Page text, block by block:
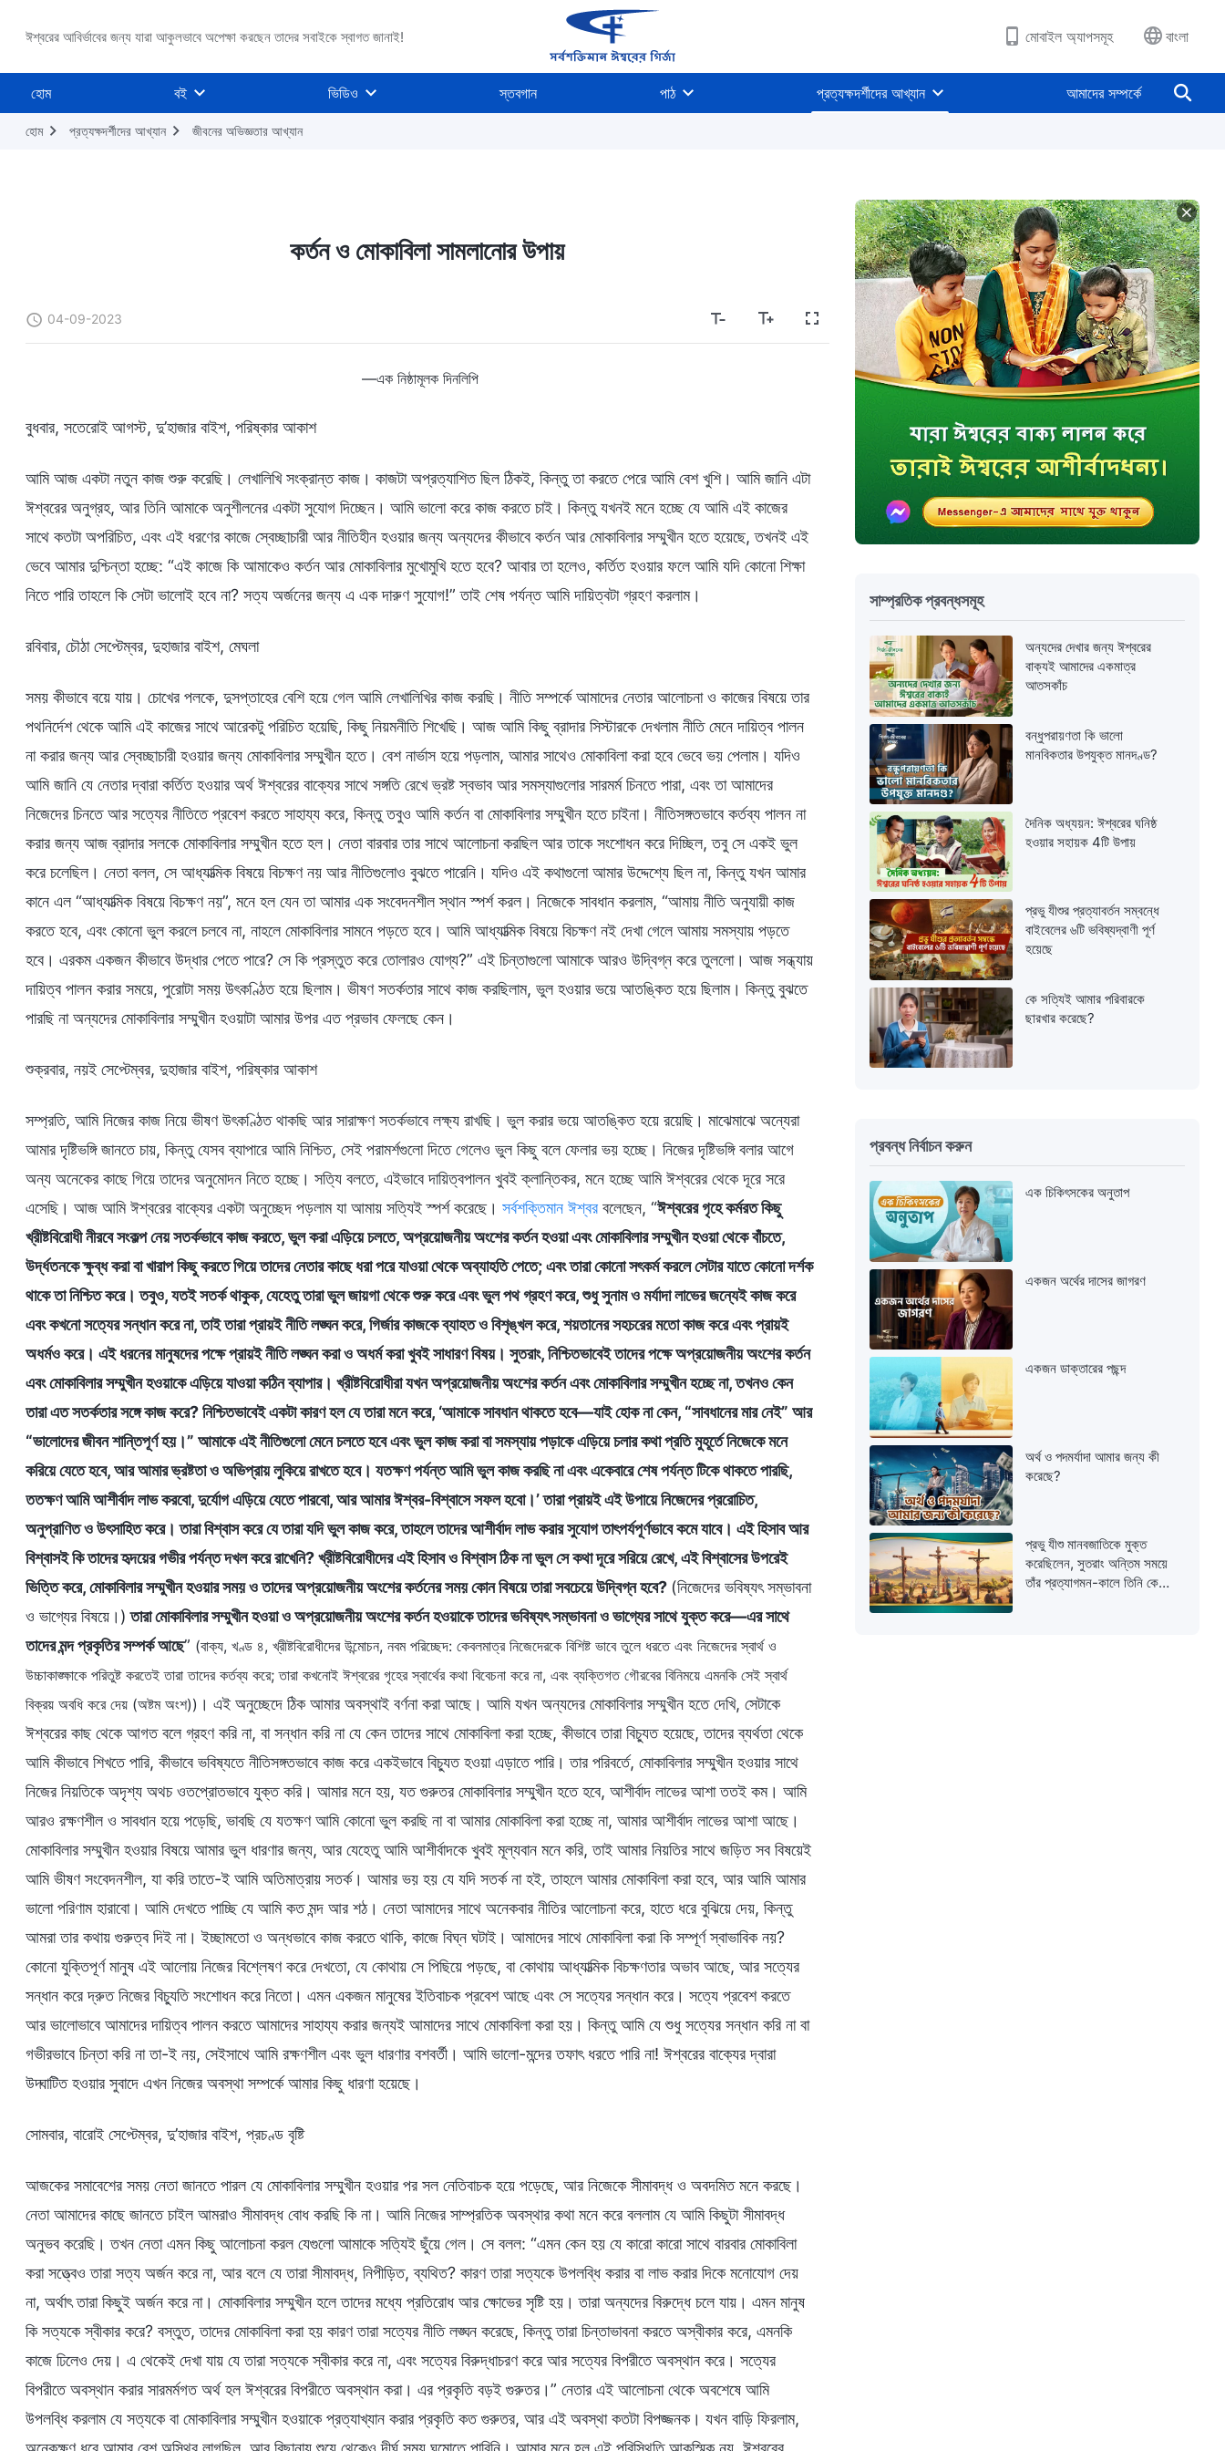
ঈশ্বরের আবির্ভাবের জন্য যারা আকুলভাবে অপেক্ষা করছেন তাদের সবাইকে স্বাগত জানাই! মোবাইল অ্যাপসমূহ বাংলা
হোম বই ভিডিও স্তবগান পাঠ প্রত্যক্ষদর্শীদের আখ্যান আমাদের সম্পর্কে
হোম প্রত্যক্ষদর্শীদের আখ্যান জীবনের অভিজ্ঞতার আখ্যান
কর্তন ও মোকাবিলা সামলানোর উপায়
04-09-2023
—এক নিষ্ঠামূলক দিনলিপি
বুধবার, সতেরোই আগস্ট, দু’হাজার বাইশ, পরিষ্কার আকাশ
আমি আজ একটা নতুন কাজ শুরু করেছি। লেখালিখি সংক্রান্ত কাজ। কাজটা অপ্রত্যাশিত ছিল ঠিকই, কিন্তু তা করতে পেরে আমি বেশ খুশি। আমি জানি এটা
ঈশ্বরের অনুগ্রহ, আর তিনি আমাকে অনুশীলনের একটা সুযোগ দিচ্ছেন। আমি ভালো করে কাজ করতে চাই। কিন্তু যখনই মনে হচ্ছে যে আমি এই কাজের
সাথে কতটা অপরিচিত, এবং এই ধরণের কাজে স্বেচ্ছাচারী আর নীতিহীন হওয়ার জন্য অন্যদের কীভাবে কর্তন আর মোকাবিলার সম্মুখীন হতে হয়েছে, তখনই এই
ভেবে আমার দুশ্চিন্তা হচ্ছে: “এই কাজে কি আমাকেও কর্তন আর মোকাবিলার মুখোমুখি হতে হবে? আবার তা হলেও, কর্তিত হওয়ার ফলে আমি যদি কোনো শিক্ষা
নিতে পারি তাহলে কি সেটা ভালোই হবে না? সত্য অর্জনের জন্য এ এক দারুণ সুযোগ!” তাই শেষ পর্যন্ত আমি দায়িত্বটা গ্রহণ করলাম।
রবিবার, চৌঠা সেপ্টেম্বর, দুহাজার বাইশ, মেঘলা
সময় কীভাবে বয়ে যায়। চোখের পলকে, দুসপ্তাহের বেশি হয়ে গেল আমি লেখালিখির কাজ করছি। নীতি সম্পর্কে আমাদের নেতার আলোচনা ও কাজের বিষয়ে তার
পথনির্দেশ থেকে আমি এই কাজের সাথে আরেকটু পরিচিত হয়েছি, কিছু নিয়মনীতি শিখেছি। আজ আমি কিছু ব্রাদার সিস্টারকে দেখলাম নীতি মেনে দায়িত্ব পালন
না করার জন্য আর স্বেচ্ছাচারী হওয়ার জন্য মোকাবিলার সম্মুখীন হতে। বেশ নার্ভাস হয়ে পড়লাম, আমার সাথেও মোকাবিলা করা হবে ভেবে ভয় পেলাম। যদিও
আমি জানি যে নেতার দ্বারা কর্তিত হওয়ার অর্থ ঈশ্বরের বাক্যের সাথে সঙ্গতি রেখে ভ্রষ্ট স্বভাব আর সমস্যাগুলোর সারমর্ম চিনতে পারা, এবং তা আমাদের
নিজেদের চিনতে আর সত্যের নীতিতে প্রবেশ করতে সাহায্য করে, কিন্তু তবুও আমি কর্তন বা মোকাবিলার সম্মুখীন হতে চাইনা। নীতিসঙ্গতভাবে কর্তব্য পালন না
করার জন্য আজ ব্রাদার সলকে মোকাবিলার সম্মুখীন হতে হল। নেতা বারবার তার সাথে আলোচনা করছিল আর তাকে সংশোধন করে দিচ্ছিল, তবু সে একই ভুল
করে চলেছিল। নেতা বলল, সে আধ্যাত্মিক বিষয়ে বিচক্ষণ নয় আর নীতিগুলোও বুঝতে পারেনি। যদিও এই কথাগুলো আমার উদ্দেশ্যে ছিল না, কিন্তু যখন আমার
কানে এল “আধ্যাত্মিক বিষয়ে বিচক্ষণ নয়”, মনে হল যেন তা আমার এক সংবেদনশীল স্থান স্পর্শ করল। নিজেকে সাবধান করলাম, “আমায় নীতি অনুযায়ী কাজ
করতে হবে, এবং কোনো ভুল করলে চলবে না, নাহলে মোকাবিলার সামনে পড়তে হবে। আমি আধ্যাত্মিক বিষয়ে বিচক্ষণ নই দেখা গেলে আমায় সমস্যায় পড়তে
হবে। এরকম একজন কীভাবে উদ্ধার পেতে পারে? সে কি প্রস্তুত করে তোলারও যোগ্য?” এই চিন্তাগুলো আমাকে আরও উদ্বিগ্ন করে তুললো। আজ সন্ধ্যায়
দায়িত্ব পালন করার সময়ে, পুরোটা সময় উৎকণ্ঠিত হয়ে ছিলাম। ভীষণ সতর্কতার সাথে কাজ করছিলাম, ভুল হওয়ার ভয়ে আতঙ্কিত হয়ে ছিলাম। কিন্তু বুঝতে
পারছি না অন্যদের মোকাবিলার সম্মুখীন হওয়াটা আমার উপর এত প্রভাব ফেলছে কেন।
শুক্রবার, নয়ই সেপ্টেম্বর, দুহাজার বাইশ, পরিষ্কার আকাশ
সম্প্রতি, আমি নিজের কাজ নিয়ে ভীষণ উৎকণ্ঠিত থাকছি আর সারাক্ষণ সতর্কভাবে লক্ষ্য রাখছি। ভুল করার ভয়ে আতঙ্কিত হয়ে রয়েছি। মাঝেমাঝে অন্যেরা
আমার দৃষ্টিভঙ্গি জানতে চায়, কিন্তু যেসব ব্যাপারে আমি নিশ্চিত, সেই পরামর্শগুলো দিতে গেলেও ভুল কিছু বলে ফেলার ভয় হচ্ছে। নিজের দৃষ্টিভঙ্গি বলার আগে
অন্য অনেকের কাছে গিয়ে তাদের অনুমোদন নিতে হচ্ছে। সত্যি বলতে, এইভাবে দায়িত্বপালন খুবই ক্লান্তিকর, মনে হচ্ছে আমি ঈশ্বরের থেকে দূরে সরে
এসেছি। আজ আমি ঈশ্বরের বাক্যের একটা অনুচ্ছেদ পড়লাম যা আমায় সত্যিই স্পর্শ করেছে। সর্বশক্তিমান ঈশ্বরবলেছেন, “ঈশ্বরের গৃহে কর্মরত কিছু
খ্রীষ্টবিরোধী নীরবে সংকল্প নেয় সতর্কভাবে কাজ করতে, ভুল করা এড়িয়ে চলতে, অপ্রয়োজনীয় অংশের কর্তন হওয়া এবং মোকাবিলার সম্মুখীন হওয়া থেকে বাঁচতে,
উর্দ্ধতনকে ক্ষুব্ধ করা বা খারাপ কিছু করতে গিয়ে তাদের নেতার কাছে ধরা পরে যাওয়া থেকে অব্যাহতি পেতে; এবং তারা কোনো সৎকর্ম করলে সেটার যাতে কোনো দর্শক
থাকে তা নিশ্চিত করে। তবুও, যতই সতর্ক থাকুক, যেহেতু তারা ভুল জায়গা থেকে শুরু করে এবং ভুল পথ গ্রহণ করে, শুধু সুনাম ও মর্যাদা লাভের জন্যেই কাজ করে
এবং কখনো সত্যের সন্ধান করে না, তাই তারা প্রায়ই নীতি লঙ্ঘন করে, গির্জার কাজকে ব্যাহত ও বিশৃঙ্খল করে, শয়তানের সহচরের মতো কাজ করে এবং প্রায়ই
অধর্মও করে। এই ধরনের মানুষদের পক্ষে প্রায়ই নীতি লঙ্ঘন করা ও অধর্ম করা খুবই সাধারণ বিষয়। সুতরাং, নিশ্চিতভাবেই তাদের পক্ষে অপ্রয়োজনীয় অংশের কর্তন
এবং মোকাবিলার সম্মুখীন হওয়াকে এড়িয়ে যাওয়া কঠিন ব্যাপার। খ্রীষ্টবিরোধীরা যখন অপ্রয়োজনীয় অংশের কর্তন এবং মোকাবিলার সম্মুখীন হচ্ছে না, তখনও কেন
তারা এত সতর্কতার সঙ্গে কাজ করে? নিশ্চিতভাবেই একটা কারণ হল যে তারা মনে করে, ‘আমাকে সাবধান থাকতে হবে—যাই হোক না কেন, “সাবধানের মার নেই” আর
“ভালোদের জীবন শান্তিপূর্ণ হয়।” আমাকে এই নীতিগুলো মেনে চলতে হবে এবং ভুল কাজ করা বা সমস্যায় পড়াকে এড়িয়ে চলার কথা প্রতি মুহূর্তে নিজেকে মনে
করিয়ে যেতে হবে, আর আমার ভ্রষ্টতা ও অভিপ্রায় লুকিয়ে রাখতে হবে। যতক্ষণ পর্যন্ত আমি ভুল কাজ করছি না এবং একেবারে শেষ পর্যন্ত টিকে থাকতে পারছি,
ততক্ষণ আমি আশীর্বাদ লাভ করবো, দুর্যোগ এড়িয়ে যেতে পারবো, আর আমার ঈশ্বর-বিশ্বাসে সফল হবো।’ তারা প্রায়ই এই উপায়ে নিজেদের প্ররোচিত,
অনুপ্রাণিত ও উৎসাহিত করে। তারা বিশ্বাস করে যে তারা যদি ভুল কাজ করে, তাহলে তাদের আশীর্বাদ লাভ করার সুযোগ তাৎপর্যপূর্ণভাবে কমে যাবে। এই হিসাব আর
বিশ্বাসই কি তাদের হৃদয়ের গভীর পর্যন্ত দখল করে রাখেনি? খ্রীষ্টবিরোধীদের এই হিসাব ও বিশ্বাস ঠিক না ভুল সে কথা দূরে সরিয়ে রেখে, এই বিশ্বাসের উপরেই
ভিত্তি করে, মোকাবিলার সম্মুখীন হওয়ার সময় ও তাদের অপ্রয়োজনীয় অংশের কর্তনের সময় কোন বিষয়ে তারা সবচেয়ে উদ্বিগ্ন হবে? (নিজেদের ভবিষ্যৎ সম্ভাবনা
ও ভাগ্যের বিষয়ে।) তারা মোকাবিলার সম্মুখীন হওয়া ও অপ্রয়োজনীয় অংশের কর্তন হওয়াকে তাদের ভবিষ্যৎ সম্ভাবনা ও ভাগ্যের সাথে যুক্ত করে—এর সাথে
তাদের মন্দ প্রকৃতির সম্পর্ক আছে” (বাক্য, খণ্ড ৪, খ্রীষ্টবিরোধীদের উন্মোচন, নবম পরিচ্ছেদ: কেবলমাত্র নিজেদেরকে বিশিষ্ট ভাবে তুলে ধরতে এবং নিজেদের স্বার্থ ও
উচ্চাকাঙ্ক্ষাকে পরিতুষ্ট করতেই তারা তাদের কর্তব্য করে; তারা কখনোই ঈশ্বরের গৃহের স্বার্থের কথা বিবেচনা করে না, এবং ব্যক্তিগত গৌরবের বিনিময়ে এমনকি সেই স্বার্থ
বিক্রয় অবধি করে দেয় (অষ্টম অংশ)) । এই অনুচ্ছেদে ঠিক আমার অবস্থাই বর্ণনা করা আছে। আমি যখন অন্যদের মোকাবিলার সম্মুখীন হতে দেখি, সেটাকে
ঈশ্বরের কাছ থেকে আগত বলে গ্রহণ করি না, বা সন্ধান করি না যে কেন তাদের সাথে মোকাবিলা করা হচ্ছে, কীভাবে তারা বিচ্যুত হয়েছে, তাদের ব্যর্থতা থেকে
আমি কীভাবে শিখতে পারি, কীভাবে ভবিষ্যতে নীতিসঙ্গতভাবে কাজ করে একইভাবে বিচ্যুত হওয়া এড়াতে পারি। তার পরিবর্তে, মোকাবিলার সম্মুখীন হওয়ার সাথে
নিজের নিয়তিকে অদৃশ্য অথচ ওতপ্রোতভাবে যুক্ত করি। আমার মনে হয়, যত গুরুতর মোকাবিলার সম্মুখীন হতে হবে, আশীর্বাদ লাভের আশা ততই কম। আমি
আরও রক্ষণশীল ও সাবধান হয়ে পড়েছি, ভাবছি যে যতক্ষণ আমি কোনো ভুল করছি না বা আমার মোকাবিলা করা হচ্ছে না, আমার আশীর্বাদ লাভের আশা আছে।
মোকাবিলার সম্মুখীন হওয়ার বিষয়ে আমার ভুল ধারণার জন্য, আর যেহেতু আমি আশীর্বাদকে খুবই মূল্যবান মনে করি, তাই আমার নিয়তির সাথে জড়িত সব বিষয়েই
আমি ভীষণ সংবেদনশীল, যা করি তাতে-ই আমি অতিমাত্রায় সতর্ক। আমার ভয় হয় যে যদি সতর্ক না হই, তাহলে আমার মোকাবিলা করা হবে, আর আমি আমার
ভালো পরিণাম হারাবো। আমি দেখতে পাচ্ছি যে আমি কত মন্দ আর শঠ। নেতা আমাদের সাথে অনেকবার নীতির আলোচনা করে, হাতে ধরে বুঝিয়ে দেয়, কিন্তু
আমরা তার কথায় গুরুত্ব দিই না। ইচ্ছামতো ও অন্ধভাবে কাজ করতে থাকি, কাজে বিঘ্ন ঘটাই। আমাদের সাথে মোকাবিলা করা কি সম্পূর্ণ স্বাভাবিক নয়?
কোনো যুক্তিপূর্ণ মানুষ এই আলোয় নিজের বিশ্লেষণ করে দেখতো, যে কোথায় সে পিছিয়ে পড়ছে, বা কোথায় আধ্যাত্মিক বিচক্ষণতার অভাব আছে, আর সত্যের
সন্ধান করে দ্রুত নিজের বিচ্যুতি সংশোধন করে নিতো। এমন একজন মানুষের ইতিবাচক প্রবেশ আছে এবং সে সত্যের সন্ধান করে। সত্যে প্রবেশ করতে
আর ভালোভাবে আমাদের দায়িত্ব পালন করতে আমাদের সাহায্য করার জন্যই আমাদের সাথে মোকাবিলা করা হয়। কিন্তু আমি যে শুধু সত্যের সন্ধান করি না বা
গভীরভাবে চিন্তা করি না তা-ই নয়, সেইসাথে আমি রক্ষণশীল এবং ভুল ধারণার বশবর্তী। আমি ভালো-মন্দের তফাৎ ধরতে পারি না! ঈশ্বরের বাক্যের দ্বারা
উদ্ঘাটিত হওয়ার সুবাদে এখন নিজের অবস্থা সম্পর্কে আমার কিছু ধারণা হয়েছে।
সোমবার, বারোই সেপ্টেম্বর, দু’হাজার বাইশ, প্রচণ্ড বৃষ্টি
আজকের সমাবেশের সময় নেতা জানতে পারল যে মোকাবিলার সম্মুখীন হওয়ার পর সল নেতিবাচক হয়ে পড়েছে, আর নিজেকে সীমাবদ্ধ ও অবদমিত মনে করছে।
নেতা আমাদের কাছে জানতে চাইল আমরাও সীমাবদ্ধ বোধ করছি কি না। আমি নিজের সাম্প্রতিক অবস্থার কথা মনে করে বললাম যে আমি কিছুটা সীমাবদ্ধ
অনুভব করেছি। তখন নেতা এমন কিছু আলোচনা করল যেগুলো আমাকে সত্যিই ছুঁয়ে গেল। সে বলল: “এমন কেন হয় যে কারো কারো সাথে বারবার মোকাবিলা
করা সত্ত্বেও তারা সত্য অর্জন করে না, আর বলে যে তারা সীমাবদ্ধ, নিপীড়িত, ব্যথিত? কারণ তারা সত্যকে উপলব্ধি করার বা লাভ করার দিকে মনোযোগ দেয়
না, অর্থাৎ তারা কিছুই অর্জন করে না। মোকাবিলার সম্মুখীন হলে তাদের মধ্যে প্রতিরোধ আর ক্ষোভের সৃষ্টি হয়। তারা অন্যদের বিরুদ্ধে চলে যায়। এমন মানুষ
কি সত্যকে স্বীকার করে? বস্তুত, তাদের মোকাবিলা করা হয় কারণ তারা সত্যের নীতি লঙ্ঘন করেছে, কিন্তু তারা চিন্তাভাবনা করতে অস্বীকার করে, এমনকি
কাজে ঢিলেও দেয়। এ থেকেই দেখা যায় যে তারা সত্যকে স্বীকার করে না, এবং সত্যের বিরুদ্ধাচরণ করে আর সত্যের বিপরীতে অবস্থান করে। সত্যের
বিপরীতে অবস্থান করার সারমর্মগত অর্থ হল ঈশ্বরের বিপরীতে অবস্থান করা। এর প্রকৃতি বড়ই গুরুতর।” নেতার এই আলোচনা থেকে অবশেষে আমি
উপলব্ধি করলাম যে সত্যকে বা মোকাবিলার সম্মুখীন হওয়াকে প্রত্যাখ্যান করার প্রকৃতি কত গুরুতর, আর এই অবস্থা কতটা বিপজ্জনক। যখন বাড়ি ফিরলাম,
সাম্প্রতিক প্রবন্ধসমূহ
অন্যদের দেখার জন্য ঈশ্বরের
বাক্যই আমাদের একমাত্র
আতসকাঁচ
বন্ধুপরায়ণতা কি ভালো
মানবিকতার উপযুক্ত মানদণ্ড?
দৈনিক অধ্যয়ন: ঈশ্বরের ঘনিষ্ঠ
হওয়ার সহায়ক 4টি উপায়
প্রভু যীশুর প্রত্যাবর্তন সম্বন্ধে
বাইবেলের ৬টি ভবিষ্যদ্বাণী পূর্ণ
হয়েছে
কে সত্যিই আমার পরিবারকে
ছারখার করেছে?
প্রবন্ধ নির্বাচন করুন
এক চিকিৎসকের অনুতাপ
একজন অর্থের দাসের জাগরণ
একজন ডাক্তারের পছন্দ
অর্থ ও পদমর্যাদা আমার জন্য কী
করেছে?
প্রভু যীশু মানবজাতিকে মুক্ত
করেছিলেন, সুতরাং অন্তিম সময়ে
তাঁর প্রত্যাগমন-কালে তিনি কেন